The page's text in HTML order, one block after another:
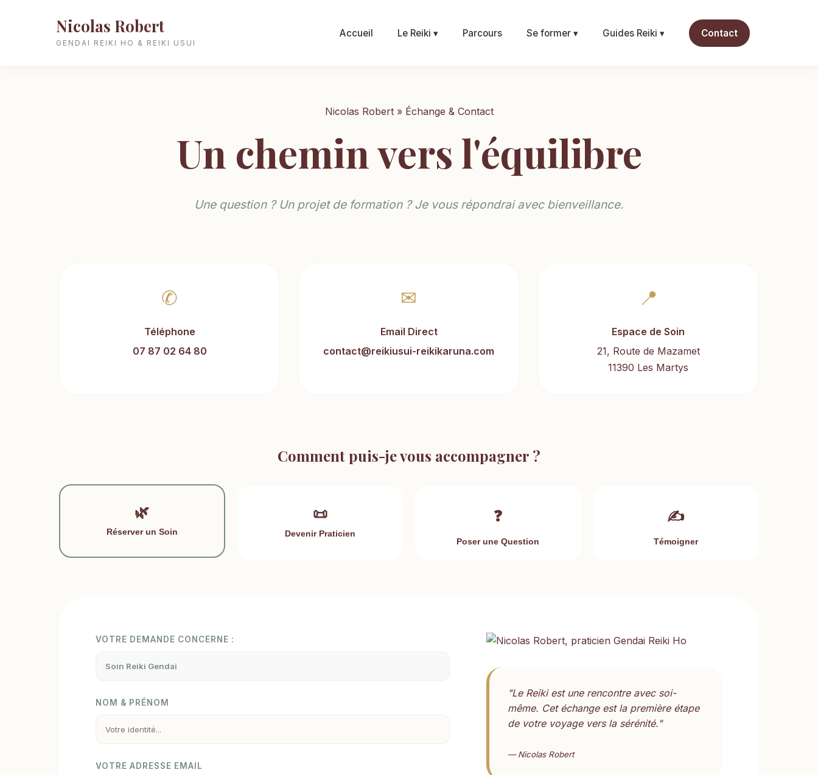
Nicolas Robert
GENDAI REIKI HO & REIKI USUI
Accueil Le Reiki ▾ Parcours Se former ▾ Guides Reiki ▾ Contact
Nicolas Robert » Échange & Contact
Un chemin vers l'équilibre
Une question ? Un projet de formation ? Je vous répondrai avec bienveillance.
✆
Téléphone
07 87 02 64 80
✉
Email Direct
contact@reikiusui-reikikaruna.com
📍
Espace de Soin
21, Route de Mazamet
11390 Les Martys
Comment puis-je vous accompagner ?
🌿
Réserver un Soin
📜
Devenir Praticien
❓
Poser une Question
✍️
Témoigner
VOTRE DEMANDE CONCERNE :
NOM & PRÉNOM
VOTRE ADRESSE EMAIL
"Le Reiki est une rencontre avec soi-
même. Cet échange est la première étape
de votre voyage vers la sérénité."
— Nicolas Robert